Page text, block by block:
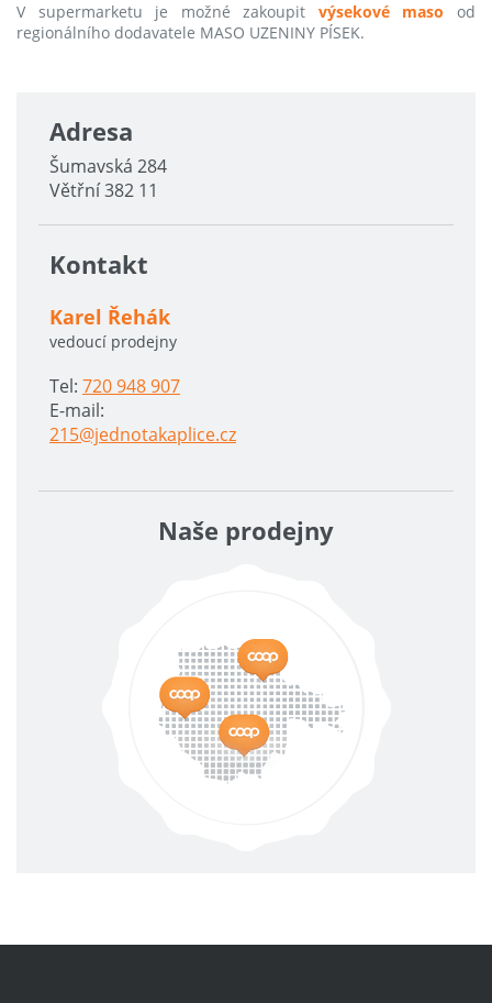
V supermarketu je možné zakoupit výsekové maso od
regionálního dodavatele MASO UZENINY PÍSEK.
Adresa
Šumavská 284
Větřní 382 11
Kontakt
Karel Řehák
vedoucí prodejny
Tel: 720 948 907
E-mail:
215@jednotakaplice.cz
Naše prodejny